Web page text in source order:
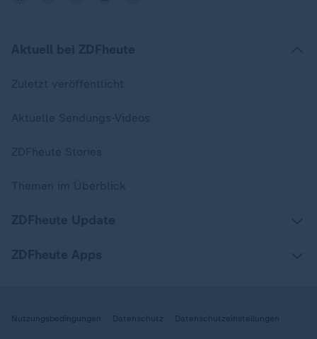
Nutzungsbedingungen Datenschutz Datenschutzeinstellungen